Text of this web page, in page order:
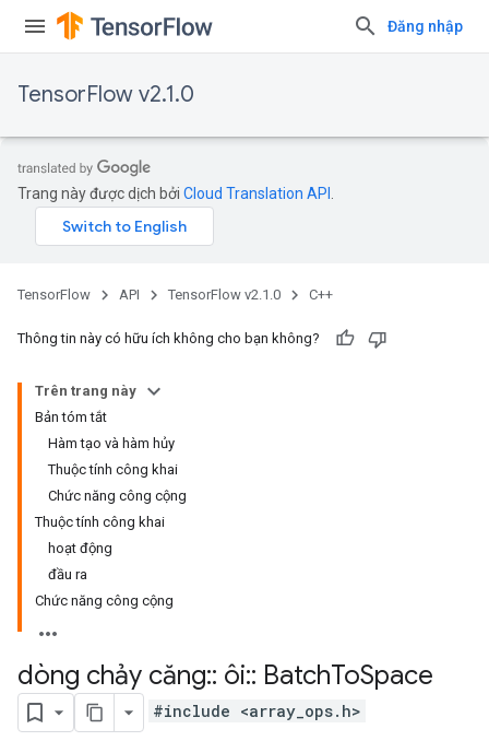
Đăng nhập
TensorFlow v2.1.0
Trang này được dịch bởi Cloud Translation API
TensorFlow API TensorFlow v2.1.0 C++
Thông tin này có hữu ích không cho bạn không?
Trên trang này
Bản tóm tắt
Hàm tạo và hàm hủy
Thuộc tính công khai
Chức năng công cộng
Thuộc tính công khai
hoạt động
đầu ra
Chức năng công cộng
dòng chảy căng:: ôi:: BatchToSpace
#include <array_ops.h>